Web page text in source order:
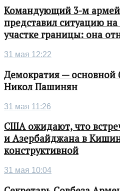
Командующий 3-м
представил ситуацию
участке границы: она
31 мая 12:22
Демократия —
Никол Пашинян
31 мая 11:26
США ожидают, что
и Азербайджана в
конструктивной
31 мая 10:04